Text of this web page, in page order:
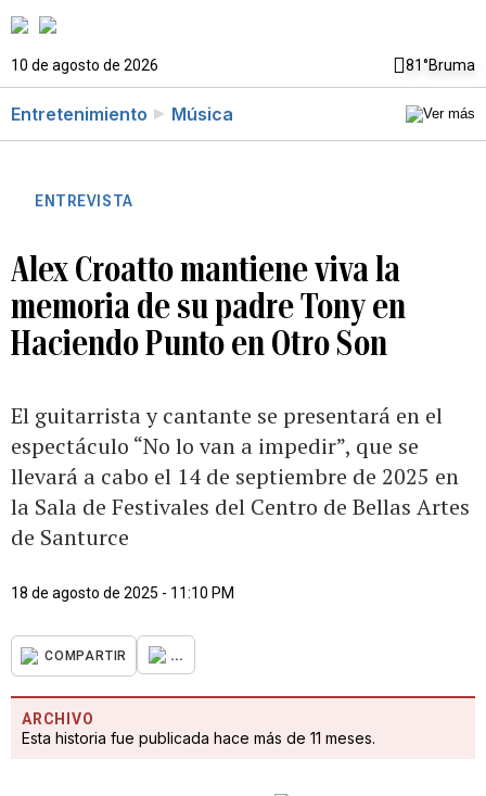
10 de agosto de 2026 81°Bruma
Entretenimiento Música
ENTREVISTA
Alex Croatto mantiene viva la
memoria de su padre Tony en
Haciendo Punto en Otro Son
El guitarrista y cantante se presentará en el
espectáculo “No lo van a impedir”, que se
llevará a cabo el 14 de septiembre de 2025 en
la Sala de Festivales del Centro de Bellas Artes
de Santurce
18 de agosto de 2025 - 11:10 PM
COMPARTIR ...
ARCHIVO
Esta historia fue publicada hace más de 11 meses.